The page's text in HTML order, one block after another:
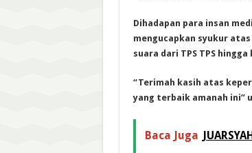
Dihadapan para insan
mengucapkan syukur
suara dari TPS TPS
“Terimah kasih atas
yang terbaik amanah ini”
Baca Juga